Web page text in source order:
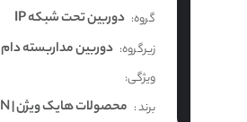
گروه: دوربین تحت شبکه IP
زیرگروه: دوربین مداربسته دام
ویژگی:
برند : محصولات هایک ویژن | HIKVISION